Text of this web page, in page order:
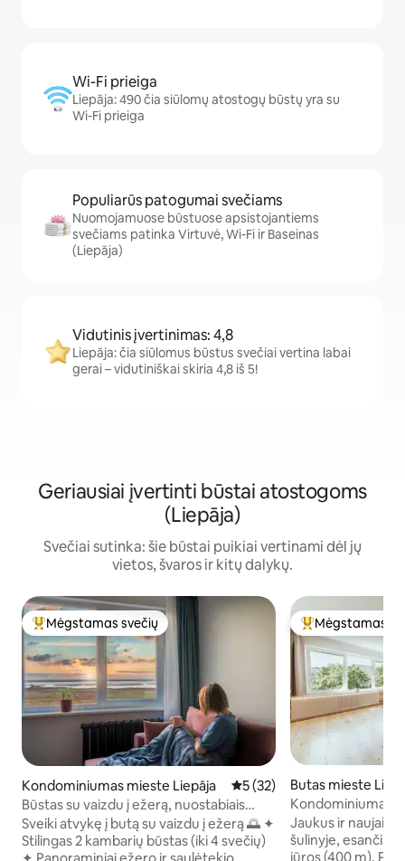
Wi-Fi prieiga
Liepāja: 490 čia siūlomų atostogų būstų yra su
Wi-Fi prieiga
Populiarūs patogumai svečiams
Nuomojamuose būstuose apsistojantiems
svečiams patinka Virtuvė, Wi-Fi ir Baseinas
(Liepāja)
Vidutinis įvertinimas: 4,8
Liepāja: čia siūlomus būstus svečiai vertina labai
gerai – vidutiniškai skiria 4,8 iš 5!
Geriausiai įvertinti būstai atostogoms
(Liepāja)
Svečiai sutinka: šie būstai puikiai vertinami dėl jų
vietos, švaros ir kitų dalykų.
Svečių mėgstamiausias
Mėgstamas svečių
Kondominiumas mieste Liepāja Vidutinis įvertinimas: 5 iš 5,
5 (32)
Būstas su vaizdu į ežerą, nuostabiais
saulėtekiais ir nemokama automobilių
stovėjimo aikštele
Sveiki atvykę į butą su vaizdu į ežerą 🌅 ✦
Stilingas 2 kambarių būstas (iki 4 svečių)
Svečių
Mėgstamas
Butas mieste
Kondominiumas
paplūdimio
Jaukus ir naujai
šulinyje,
jūros (400 m).